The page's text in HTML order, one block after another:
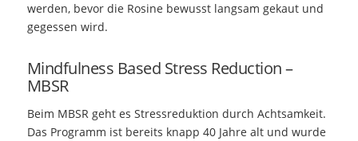
werden, bevor die Rosine bewusst langsam gekaut und
gegessen wird.
Mindfulness Based Stress Reduction –
MBSR
Beim MBSR geht es Stressreduktion durch Achtsamkeit.
Das Programm ist bereits knapp 40 Jahre alt und wurde